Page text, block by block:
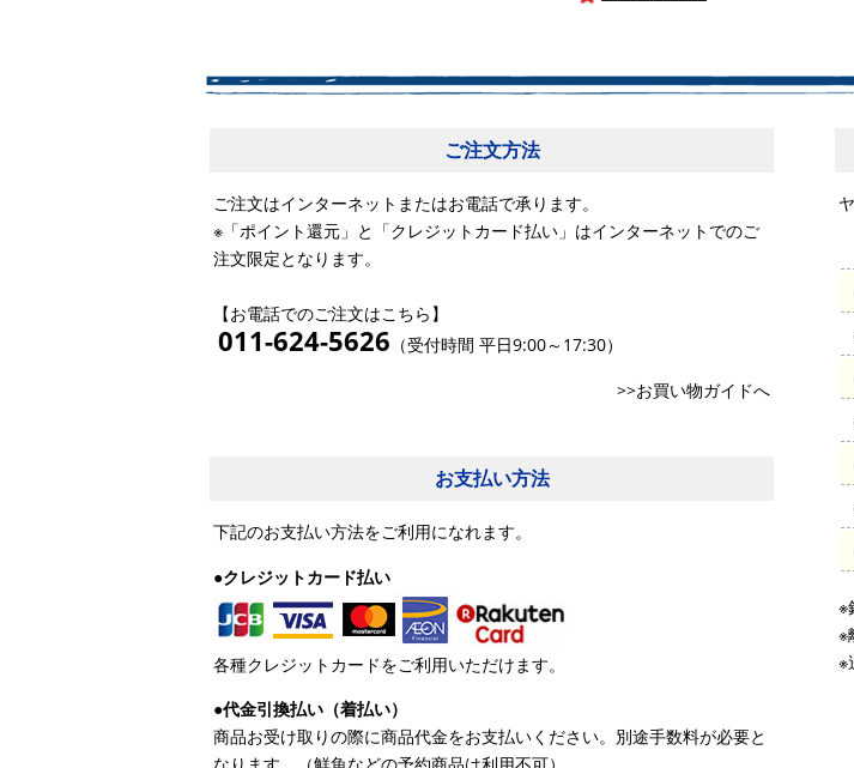
ご注文方法
ご注文はインターネットまたはお電話で承ります。
※「ポイント還元」と「クレジットカード払い」はインターネットでのご
注文限定となります。
【お電話でのご注文はこちら】
011-624-5626 （受付時間 平日9:00～17:30）
>>お買い物ガイドへ
お支払い方法
下記のお支払い方法をご利用になれます。
●クレジットカード払い
各種クレジットカードをご利用いただけます。
●代金引換払い（着払い）
商品お受け取りの際に商品代金をお支払いください。別途手数料が必要と
※
※
※